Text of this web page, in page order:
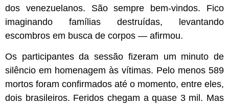
dos venezuelanos. São sempre bem-vindos. Fico
imaginando famílias destruídas, levantando
escombros em busca de corpos — afirmou.
Os participantes da sessão fizeram um minuto de
silêncio em homenagem às vítimas. Pelo menos 589
mortos foram confirmados até o momento, entre eles,
dois brasileiros. Feridos chegam a quase 3 mil. Mas